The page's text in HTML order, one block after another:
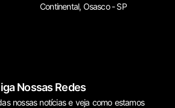
Continental, Osasco - SP
Nossas Redes
nossas notícias e veja como estamos